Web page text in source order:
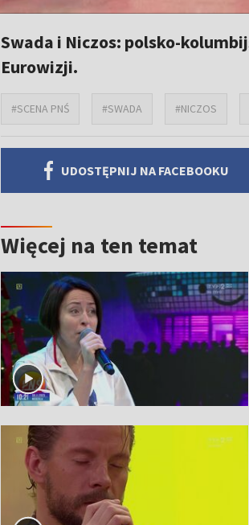
Swada i Niczos: polsko-
Eurowizji.
#SCENA PNŚ #SWADA #NICZOS
UDOSTĘPNIJ NA FACEBOOKU
Więcej na ten temat